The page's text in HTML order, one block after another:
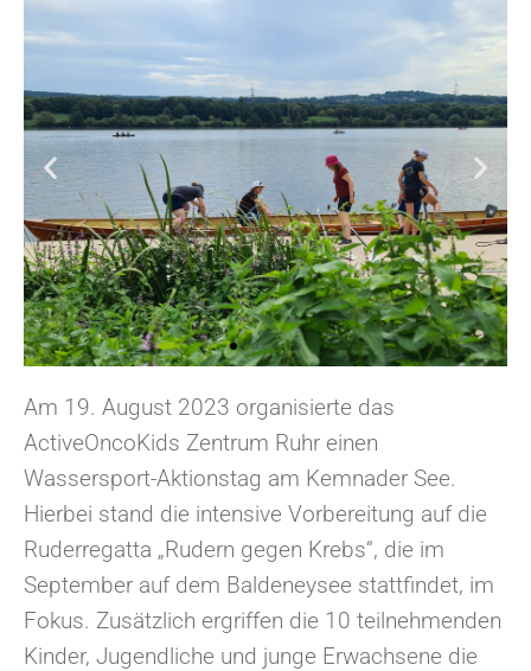
Am 19. August 2023 organisierte das
ActiveOncoKids Zentrum Ruhr einen
Wassersport-Aktionstag am Kemnader See.
Hierbei stand die intensive Vorbereitung auf die
Ruderregatta „Rudern gegen Krebs“, die im
September auf dem Baldeneysee stattfindet, im
Fokus. Zusätzlich ergriffen die 10 teilnehmenden
Kinder, Jugendliche und junge Erwachsene die